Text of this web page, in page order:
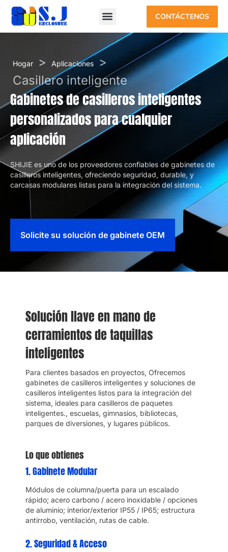
CONTÁCTENOS
Hogar > Aplicaciones
>
Casillero inteligente
Gabinetes de casilleros inteligentes
personalizados para cualquier
aplicación
SHIJIE es uno de los proveedores confiables de gabinetes de
casilleros inteligentes, ofreciendo seguridad, durable, y
carcasas modulares listas para la integración del sistema.
Solicite su solución de gabinete OEM
Solución llave en mano de
cerramientos de taquillas
inteligentes
Para clientes basados ​​en proyectos, Ofrecemos
gabinetes de casilleros inteligentes y soluciones de
casilleros inteligentes listos para la integración del
sistema, ideales para casilleros de paquetes
inteligentes., escuelas, gimnasios, bibliotecas,
parques de diversiones, y lugares públicos.
Lo que obtienes
1. Gabinete Modular
Módulos de columna/puerta para un escalado
rápido; acero carbono / acero inoxidable / opciones
de aluminio; interior/exterior IP55 / IP65; estructura
antirrobo, ventilación, rutas de cable.
2. Seguridad & Acceso